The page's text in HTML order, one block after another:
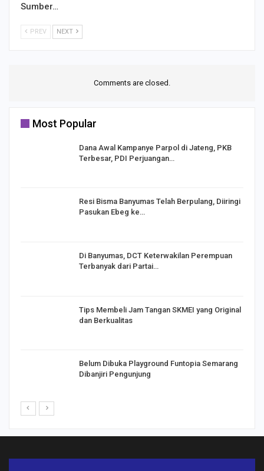
Sumber…
PREV NEXT
Comments are closed.
Most Popular
Dana Awal Kampanye Parpol di Jateng, PKB
Terbesar, PDI Perjuangan…
Resi Bisma Banyumas Telah Berpulang, Diiringi
Pasukan Ebeg ke…
Di Banyumas, DCT Keterwakilan Perempuan
Terbanyak dari Partai…
Tips Membeli Jam Tangan SKMEI yang Original
dan Berkualitas
Belum Dibuka Playground Funtopia Semarang
Dibanjiri Pengunjung